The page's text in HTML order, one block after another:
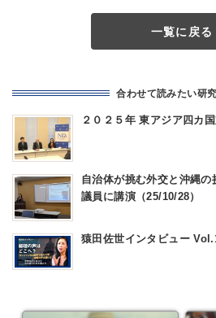
一覧に戻る
合わせて読みたい研
２０２５年 東アジア四カ
自治体が挑む外交と沖縄
議員に講演（25/10/28）
猿田佐世インタビュー